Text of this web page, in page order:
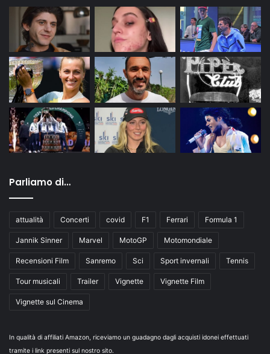
Parliamo di…
attualità Concerti covid F1 Ferrari Formula 1
Jannik Sinner Marvel MotoGP Motomondiale
Recensioni Film Sanremo Sci Sport invernali Tennis
Tour musicali Trailer Vignette Vignette Film
Vignette sul Cinema
In qualità di affiliati Amazon, riceviamo un guadagno dagli acquisti idonei effettuati
tramite i link presenti sul nostro sito.